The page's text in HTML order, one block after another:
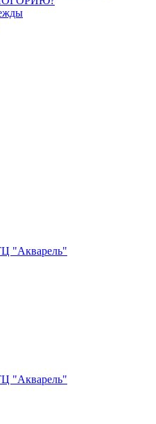
"Акварель"
"Акварель"